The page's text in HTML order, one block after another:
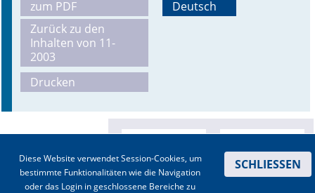
Online First
A&I English
Mediadaten
Autoren-Service
Stellenmarkt
zum PDF
Zurück zu den
Inhalten von 11-
2003
Drucken
Deutsch
Diese Website verwendet Session-Cookies, um
bestimmte Funktionalitäten wie die Navigation
oder das Login in geschlossene Bereiche zu
SCHLIESSEN